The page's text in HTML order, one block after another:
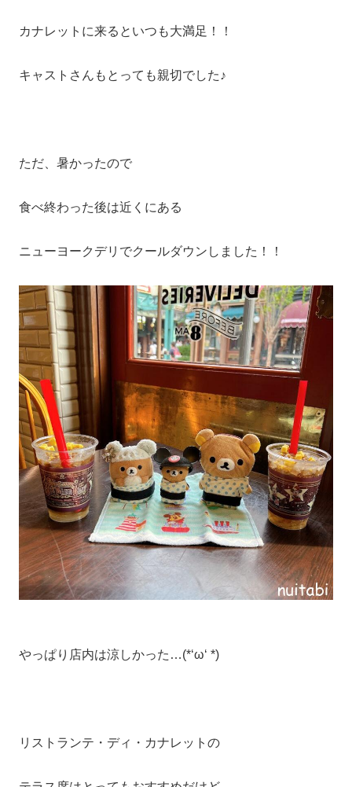
カナレットに来るといつも大満足！！
キャストさんもとっても親切でした♪
ただ、暑かったので
食べ終わった後は近くにある
ニューヨークデリでクールダウンしました！！
やっぱり店内は涼しかった…(*‘ω‘ *)
リストランテ・ディ・カナレットの